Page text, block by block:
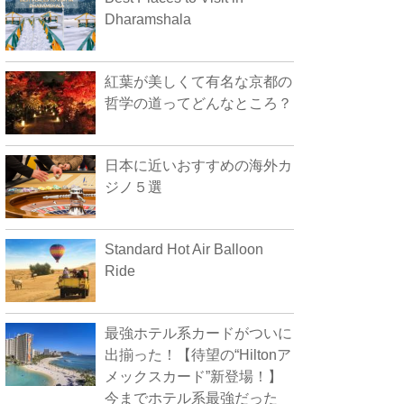
Dharamshala
紅葉が美しくて有名な京都の
哲学の道ってどんなところ？
日本に近いおすすめの海外カ
ジノ５選
Standard Hot Air Balloon
Ride
最強ホテル系カードがついに
出揃った！【待望の“Hiltonア
メックスカード”新登場！】
今までホテル系最強だった